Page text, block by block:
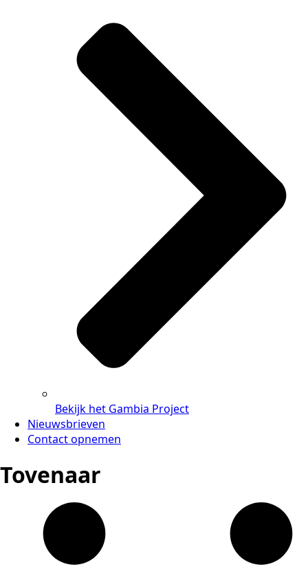
Bekijk het Gambia Project
Nieuwsbrieven
Contact opnemen
Tovenaar